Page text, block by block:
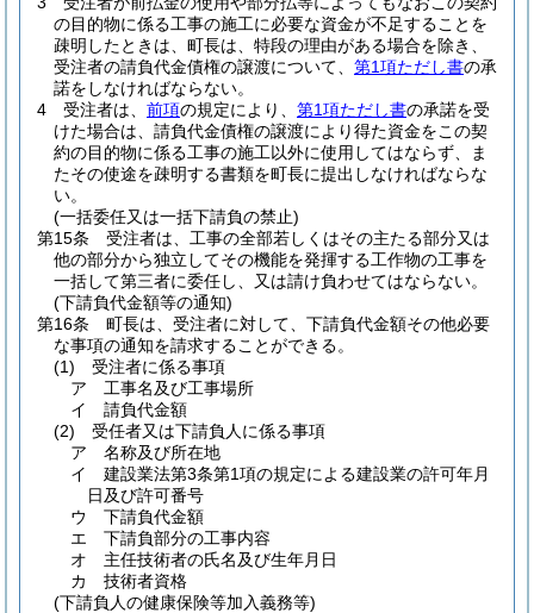
の目的物に係る工事の施工に必要な資金が不足することを
疎明したときは、町長は、特段の理由がある場合を除き、
受注者の請負代金債権の譲渡について、 第1項ただし書の承
諾をしなければならない。
4
受注者は、 前項の規定により、 第1項ただし書の承諾を受
けた場合は、請負代金債権の譲渡により得た資金をこの契
約の目的物に係る工事の施工以外に使用してはならず、ま
たその使途を疎明する書類を町長に提出しなければならな
い。
(一括委任又は一括下請負の禁止)
第15条
受注者は、工事の全部若しくはその主たる部分又は
他の部分から独立してその機能を発揮する工作物の工事を
一括して第三者に委任し、又は請け負わせてはならない。
(下請負代金額等の通知)
第16条
町長は、受注者に対して、下請負代金額その他必要
な事項の通知を請求することができる。
(1)
受注者に係る事項
ア
工事名及び工事場所
イ
請負代金額
(2)
受任者又は下請負人に係る事項
ア
名称及び所在地
イ
建設業法第3条第1項の規定による建設業の許可年月
日及び許可番号
ウ
下請負代金額
エ
下請負部分の工事内容
オ
主任技術者の氏名及び生年月日
カ
技術者資格
(下請負人の健康保険等加入義務等)